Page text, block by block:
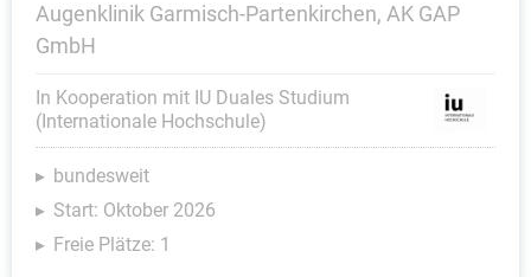
Augenklinik Garmisch-Partenkirchen, AK GAP
GmbH
In Kooperation mit IU Duales Studium
(Internationale Hochschule)
bundesweit
Start: Oktober 2026
Freie Plätze: 1